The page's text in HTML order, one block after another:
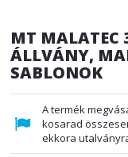
MT MALATEC
ÁLLVÁNY,
SABLONOK
A termék
kosarad
ekkora